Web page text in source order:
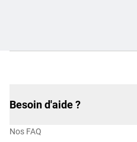
Besoin d'aide ?
Nos FAQ